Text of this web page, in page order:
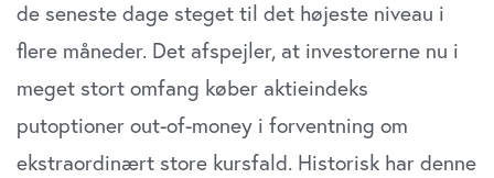
de seneste dage steget til det højeste niveau i
flere måneder. Det afspejler, at investorerne nu i
meget stort omfang køber aktieindeks
putoptioner out-of-money i forventning om
ekstraordinært store kursfald. Historisk har denne